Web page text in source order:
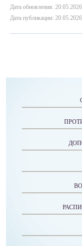
Дата обновления: 20.05.2026
Дата публикации: 20.05.2026